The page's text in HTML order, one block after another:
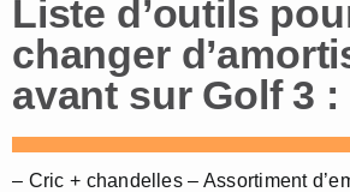
Liste d’outils
changer
avant sur Golf 3 :
– Cric + chandelles – Assortiment